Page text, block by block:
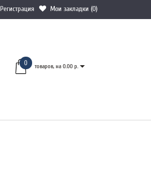
Регистрация Мои закладки (0)
0 товаров, на 0.00 р.